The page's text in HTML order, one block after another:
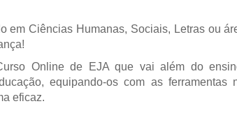
em Ciências Humanas, Sociais, Letras ou
Online de EJA que vai além do
equipando-os com as
eficaz.